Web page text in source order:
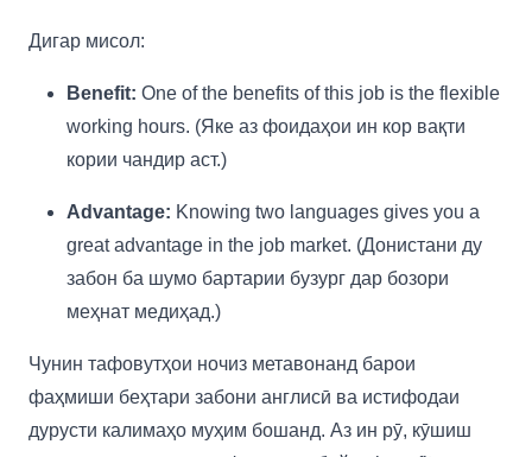
Дигар мисол:
Benefit: One of the benefits of this job is the flexible
working hours. (Яке аз фоидаҳои ин кор вақти
кории чандир аст.)
Advantage: Knowing two languages gives you a
great advantage in the job market. (Донистани ду
забон ба шумо бартарии бузург дар бозори
меҳнат медиҳад.)
Чунин тафовутҳои ночиз метавонанд барои
фаҳмиши беҳтари забони англисӣ ва истифодаи
дурусти калимаҳо муҳим бошанд. Аз ин рӯ, кӯшиш